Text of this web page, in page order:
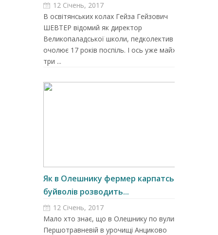
12 Січень, 2017
В освітянських колах Гейза Гейзович
ШЕВТЕР відомий як директор
Великопаладської школи, педколектив якої
очолює 17 років поспіль. І ось уже майже
три ...
Як в Олешнику фермер карпатських
буйволів розводить...
12 Січень, 2017
Мало хто знає, що в Олешнику по вулиці
Першотравневій в урочищі Анциково